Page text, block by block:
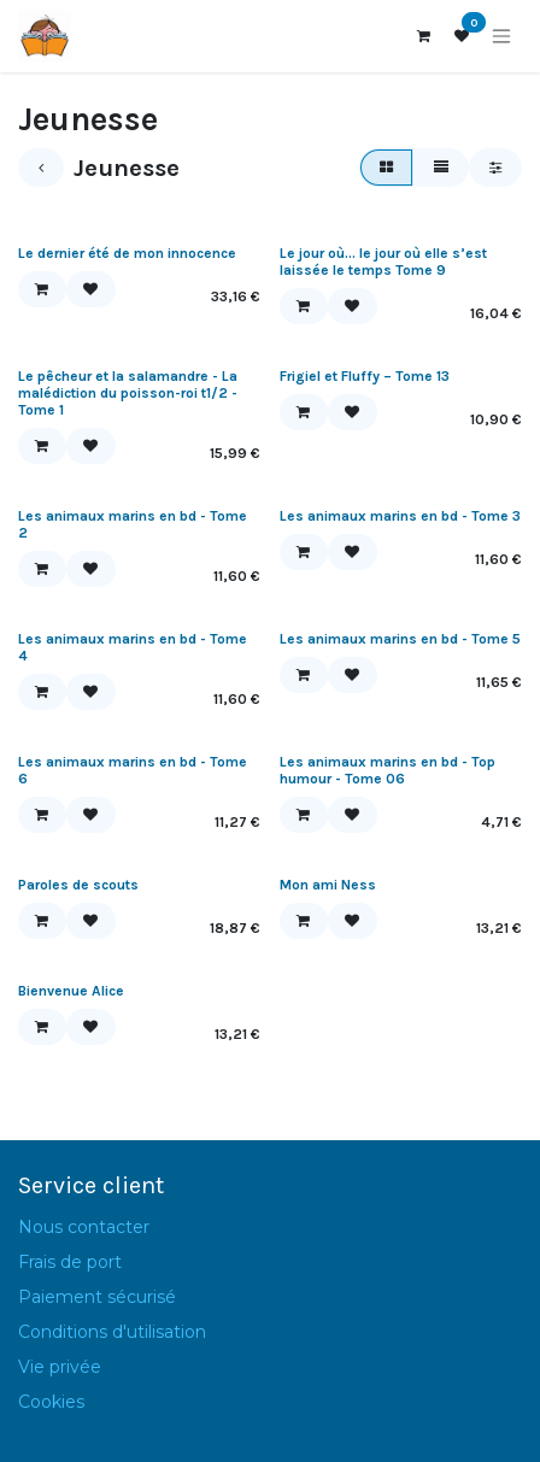
0
Jeunesse
Jeunesse
Le dernier été de mon innocence
33,16 €
Le jour où… le jour où elle s’est
laissée le temps Tome 9
16,04€
Le pêcheur et la salamandre - La
malédiction du poisson-roi t1/2 -
Tome 1
15,99 €
Frigiel et Fluffy – Tome 13
10,90 €
Les animaux marins en bd - Tome
2
11,60 €
Les animaux marins en bd - Tome 3
11,60 €
Les animaux marins en bd - Tome
4
11,60 €
Les animaux marins en bd - Tome 5
11,65 €
Les animaux marins en bd - Tome
6
11,27 €
Les animaux marins en bd - Top
humour - Tome 06
4,71€
Paroles de scouts
18,87 € Nouveau !
Mon ami Ness
13,21€
Nouveau !
Bienvenue Alice
13,21€
Service client
Nous contacter
Frais de port
Paiement sécurisé
Conditions d'utilisation
Vie privée
Cookies